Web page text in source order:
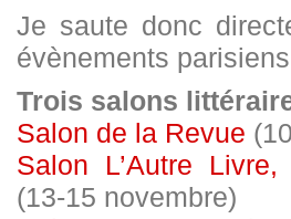
Je saute donc
évènements
Trois salons
Salon de la Revue
Salon L’Autre Livre,
(13-15 novembre)